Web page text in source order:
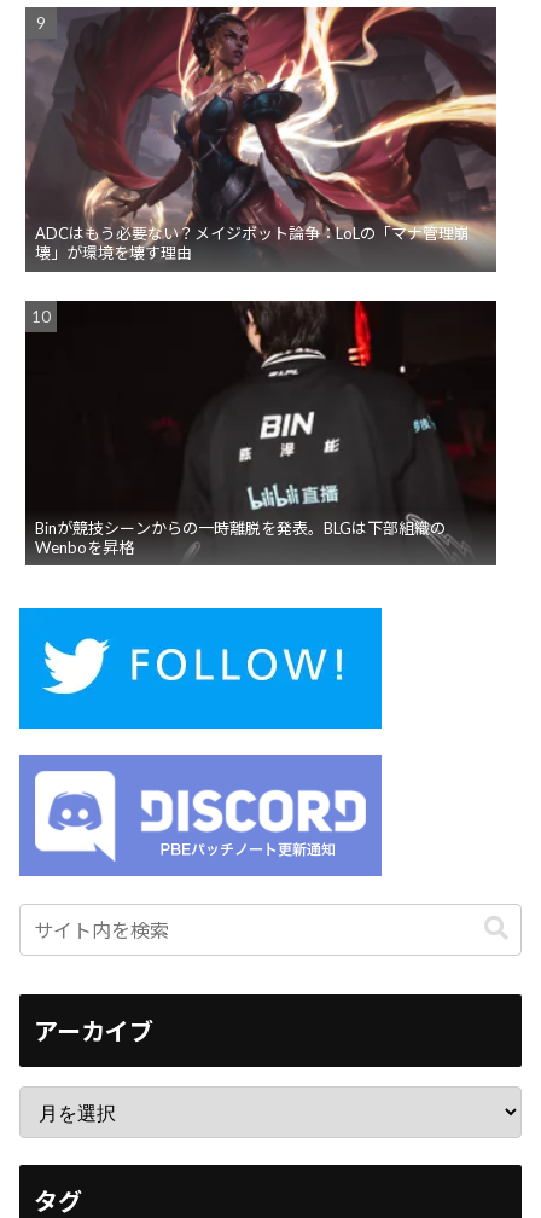
ADCはもう必要ない？メイジボット論争：LoLの「マナ管理崩
壊」が環境を壊す理由
Binが競技シーンからの一時離脱を発表。BLGは下部組織の
Wenboを昇格
アーカイブ
タグ